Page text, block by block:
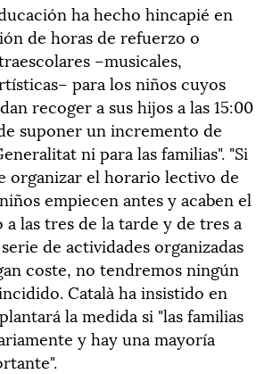
ha hecho hincapié en
de horas de refuerzo o
–musicales,
para los niños cuyos
recoger a sus hijos a las 15:00
suponer un incremento de
ni para las familias". "Si
organizar el horario lectivo de
empiecen antes y acaben el
las tres de la tarde y de tres a
de actividades organizadas
coste, no tendremos ningún
Català ha insistido en
la medida si "las familias
y hay una mayoría